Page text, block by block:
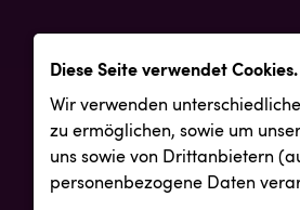
Diese Seite verwendet Cookies.
Wir verwenden
zu ermöglichen, sowie um
uns sowie von Drittanbietern
personenbezogene Daten